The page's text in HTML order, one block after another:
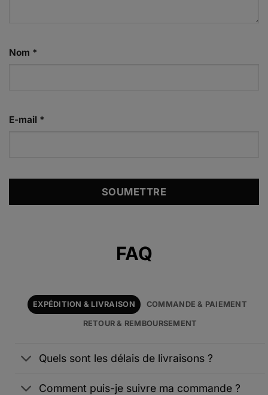
Nom *
E-mail *
FAQ
EXPÉDITION & LIVRAISON COMMANDE & PAIEMENT
RETOUR & REMBOURSEMENT
Quels sont les délais de livraisons ?
Comment puis-je suivre ma commande ?